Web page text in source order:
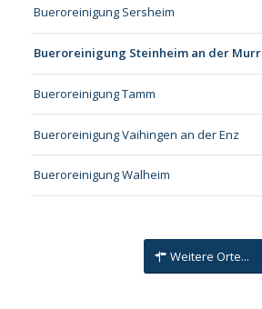
Bueroreinigung Sersheim
Bueroreinigung Steinheim an der Murr
Bueroreinigung Tamm
Bueroreinigung Vaihingen an der Enz
Bueroreinigung Walheim
Weitere Orte...